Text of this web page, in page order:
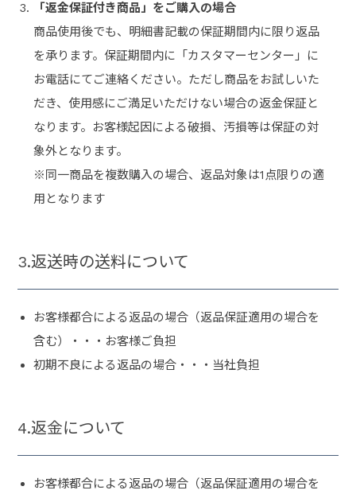
「返金保証付き商品」をご購入の場合
商品使用後でも、明細書記載の保証期間内に限り返品
を承ります。保証期間内に「カスタマーセンター」に
お電話にてご連絡ください。ただし商品をお試しいた
だき、使用感にご満足いただけない場合の返金保証と
なります。お客様起因による破損、汚損等は保証の対
象外となります。
※同一商品を複数購入の場合、返品対象は1点限りの適
用となります
3.返送時の送料について
お客様都合による返品の場合（返品保証適用の場合を
含む）・・・お客様ご負担
初期不良による返品の場合・・・当社負担
4.返金について
お客様都合による返品の場合（返品保証適用の場合を